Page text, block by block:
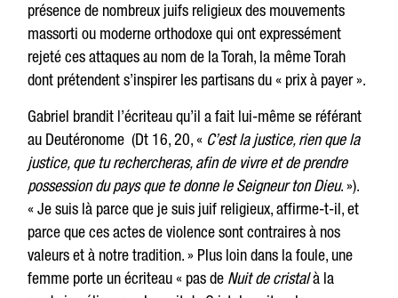
présence de nombreux juifs religieux des mouvements
massorti ou moderne orthodoxe qui ont expressément
rejeté ces attaques au nom de la Torah, la même Torah
dont prétendent s’inspirer les partisans du « prix à payer ».
Gabriel brandit l’écriteau qu’il a fait lui-même se référant
au Deutéronome (Dt 16, 20, « C’est la justice, rien que la
justice, que tu rechercheras, afin de vivre et de prendre
possession du pays que te donne le Seigneur ton Dieu. »).
« Je suis là parce que je suis juif religieux, affirme-t-il, et
parce que ces actes de violence sont contraires à nos
valeurs et à notre tradition. » Plus loin dans la foule, une
femme porte un écriteau « pas de Nuit de cristalà la